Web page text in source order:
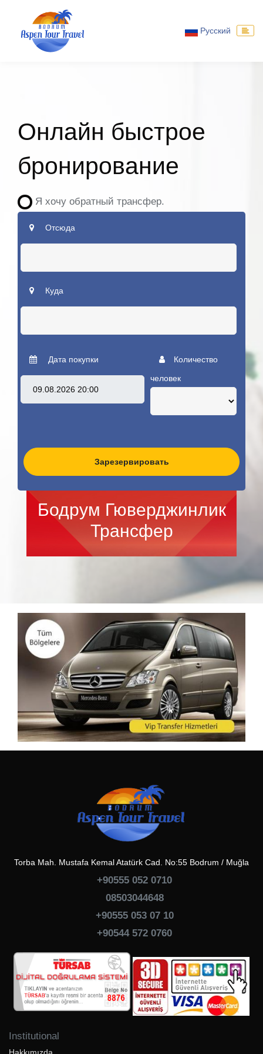
Русский
Онлайн быстрое
бронирование
Я хочу обратный трансфер.
Отсюда
Куда
Дата покупки
Количество
человек
Зарезервировать
Бодрум Гюверджинлик
Трансфер
Torba Mah. Mustafa Kemal Atatürk Cad. No:55 Bodrum / Muğla
+90555 052 0710
08503044648
+90555 053 07 10
+90544 572 0760
Institutional